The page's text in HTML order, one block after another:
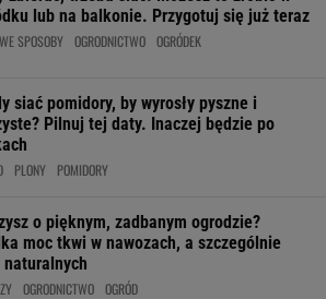
lub na balkonie. Przygotuj się już teraz
SPOSOBY OGRODNICTWO OGRÓDEK
siać pomidory, by wyrosły pyszne i
Pilnuj tej daty. Inaczej będzie po
PLONY POMIDORY
o pięknym, zadbanym ogrodzie?
moc tkwi w nawozach, a szczególnie
naturalnych
OGRODNICTWO OGRÓD